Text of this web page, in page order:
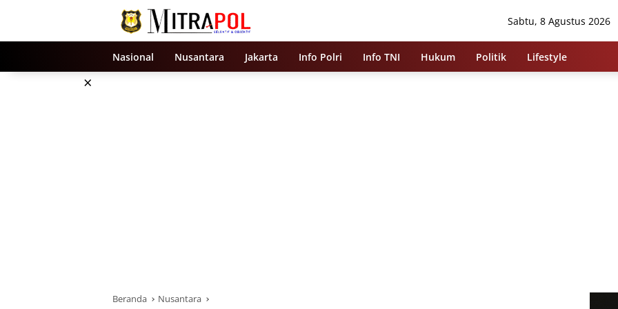
Sabtu, 8 Agustus 2026
Nasional Nusantara Jakarta Info Polri Info TNI Hukum Politik Lifestyle
×
Beranda Nusantara